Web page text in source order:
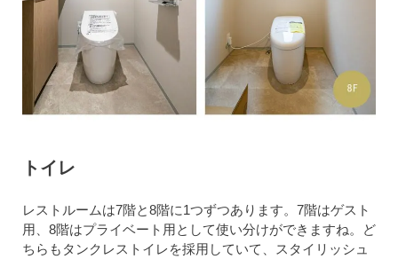
トイレ
レストルームは7階と8階に1つずつあります。7階はゲスト
用、8階はプライベート用として使い分けができますね。ど
ちらもタンクレストイレを採用していて、スタイリッシュ